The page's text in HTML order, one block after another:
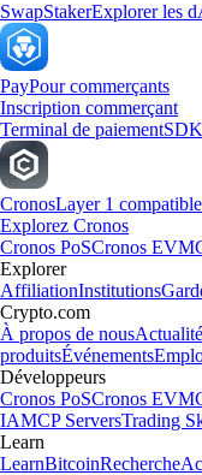
SwapStakerExplorer les
PayPour commerçants
Inscription commerçant
Terminal de paiement
CronosLayer 1
Explorez Cronos
Cronos PoSCronos EVM
Explorer
AffiliationInstitutions
Crypto.com
À propos de nous
produitsÉvénements
Développeurs
Cronos PoSCronos EVM
IAMCP ServersTrading
Learn
LearnBitcoinRecherche